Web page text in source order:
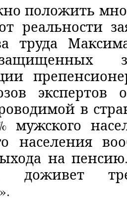
положить
реальности
труда
в
мужского
населения
на
доживет